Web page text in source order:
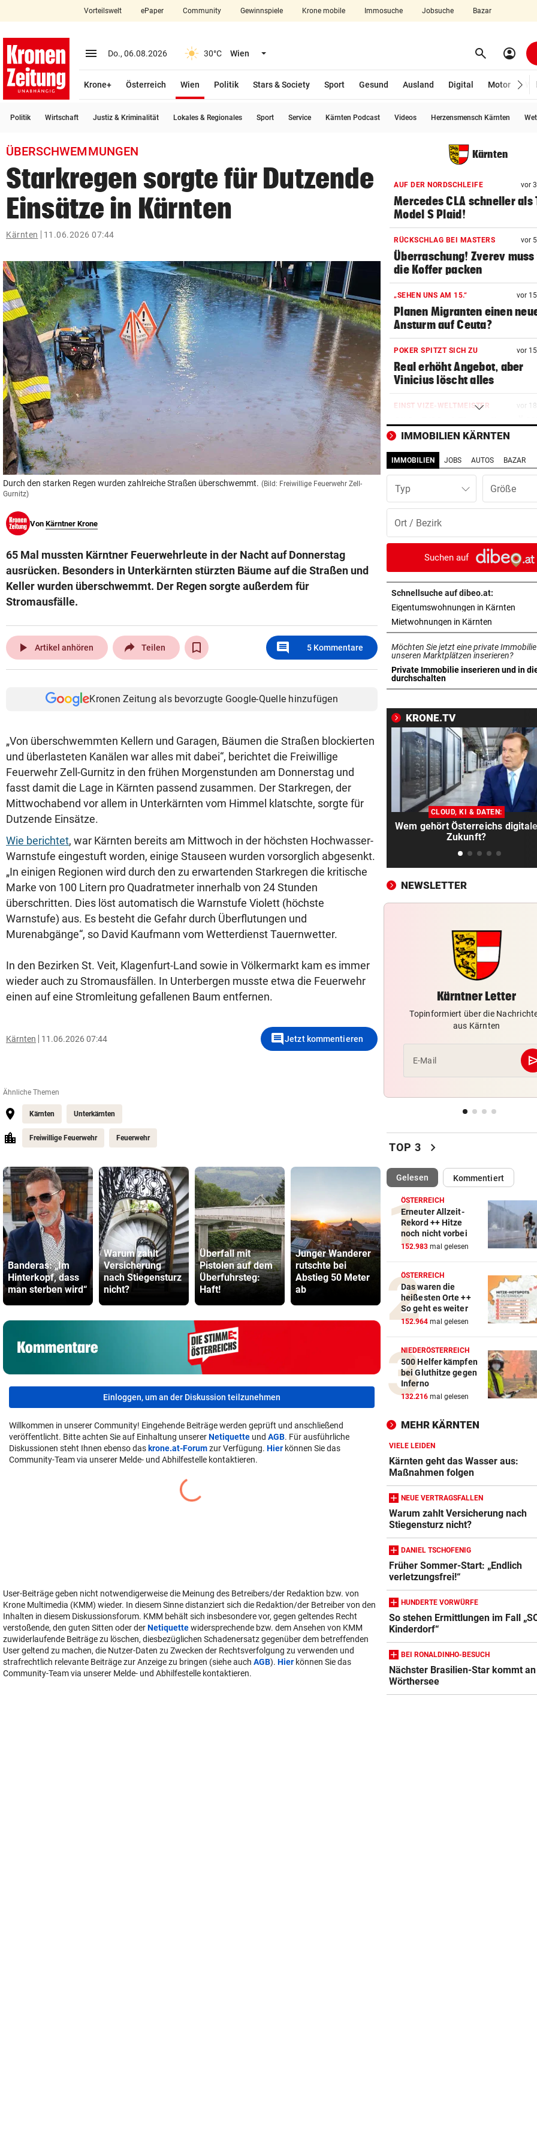
closeSchließen
account_circle Anmelden
arrow_right
search
Suchbegriff
eingeben
© Krone Multimedia GmbH & Co KG 2026
Muthgasse 2, 1190 Wien
Vorteilswelt ePaper Community Gewinnspiele Krone mobile Immosuche Jobsuche Bazar
menu Menü aufklappen
Do., 06.08.2026 30°C Wien Menü aufklappen search Suchen
account_circle
Krone+ Österreich Wien
Politik
Stars & Society Sport Gesund Ausland Digital Motor
Politik Wirtschaft Justiz & Kriminalität Lokales & Regionales Sport Service Kärnten Podcast Videos Herzensmensch Kärnten
ÜBERSCHWEMMUNGEN
Starkregen sorgte für Dutzende
Einsätze in Kärnten
Kärnten 11.06.2026 07:44
Durch den starken Regen wurden zahlreiche Straßen überschwemmt. (Bild: Freiwillige Feuerwehr Zell-
Gurnitz)
Von Kärntner Krone
65 Mal mussten Kärntner Feuerwehrleute in der Nacht auf Donnerstag
ausrücken. Besonders in Unterkärnten stürzten Bäume auf die Straßen und
Keller wurden überschwemmt. Der Regen sorgte außerdem für
Stromausfälle.
play_arrow Artikel anhören Teilen comment 5 Kommentare
Kronen Zeitung als bevorzugte Google-Quelle hinzufügen
„Von überschwemmten Kellern und Garagen, Bäumen die Straßen blockierten
und überlasteten Kanälen war alles mit dabei“, berichtet die Freiwillige
Feuerwehr Zell-Gurnitz in den frühen Morgenstunden am Donnerstag und
fasst damit die Lage in Kärnten passend zusammen. Der Starkregen, der
Mittwochabend vor allem in Unterkärnten vom Himmel klatschte, sorgte für
Dutzende Einsätze.
Wie berichtet, war Kärnten bereits am Mittwoch in der höchsten Hochwasser-
Warnstufe eingestuft worden, einige Stauseen wurden vorsorglich abgesenkt.
„In einigen Regionen wird durch den zu erwartenden Starkregen die kritische
Marke von 100 Litern pro Quadratmeter innerhalb von 24 Stunden
überschritten. Dies löst automatisch die Warnstufe Violett (höchste
Warnstufe) aus. Es besteht die Gefahr durch Überflutungen und
Murenabgänge“, so David Kaufmann vom Wetterdienst Tauernwetter.
In den Bezirken St. Veit, Klagenfurt-Land sowie in Völkermarkt kam es immer
wieder auch zu Stromausfällen. In Unterbergen musste etwa die Feuerwehr
einen auf eine Stromleitung gefallenen Baum entfernen.
Kärnten 11.06.2026 07:44 commentJetzt kommentieren
Ähnliche Themen
Kärnten Unterkärnten
Freiwillige Feuerwehr Feuerwehr
Banderas: „Im
Hinterkopf, dass
man sterben wird“
Warum zahlt
Versicherung
nach Stiegensturz
nicht?
Überfall mit
Pistolen auf dem
Überfuhrsteg:
Haft!
Junger Wanderer
rutschte bei
Abstieg 50 Meter
ab
Worauf freuen Sie
sich nach der
Hitzewelle?
Jähriger
Einloggen, um an der Diskussion teilzunehmen
Willkommen in unserer Community! Eingehende Beiträge werden geprüft und anschließend
veröffentlicht. Bitte achten Sie auf Einhaltung unsererNetiquette und AGB. Für ausführliche
Diskussionen steht Ihnen ebenso das krone.at-Forumzur Verfügung. Hier können Sie das
Community-Team via unserer Melde- und Abhilfestelle kontaktieren.
User-Beiträge geben nicht notwendigerweise die Meinung des Betreibers/der Redaktion bzw. von
Krone Multimedia (KMM) wieder. In diesem Sinne distanziert sich die Redaktion/der Betreiber von den
Inhalten in diesem Diskussionsforum. KMM behält sich insbesondere vor, gegen geltendes Recht
verstoßende, den guten Sitten oder derNetiquettewidersprechende bzw. dem Ansehen von KMM
zuwiderlaufende Beiträge zu löschen, diesbezüglichen Schadenersatz gegenüber dem betreffenden
User geltend zu machen, die Nutzer-Daten zu Zwecken der Rechtsverfolgung zu verwenden und
strafrechtlich relevante Beiträge zur Anzeige zu bringen (siehe auch AGB). Hier können Sie das
Community-Team via unserer Melde- und Abhilfestelle kontaktieren.
Kärnten
AUF DER NORDSCHLEIFE vor
Mercedes CLA schneller als
Model S Plaid!
RÜCKSCHLAG BEI MASTERS vor
Überraschung! Zverev
die Koffer packen
„SEHEN UNS AM 15.“ vor
Planen Migranten einen
Ansturm auf Ceuta?
POKER SPITZT SICH ZU vor
Real erhöht Angebot, aber
Vinicius löscht alles
EINST VIZE-WELTMEISTER vor
Süße Bilder! Ehemaliges
im Baby-Glück
STRASSE VON HORMUZ vor 22
So stellt sich der Iran die
für Schiffe vor
vor
Taiwan kämpft gegen
auf Top-Techniker
DRAMA AM BODENSEE vor
Frau von Bord gefallen und
Wellen verschluckt
ASIA-PLÄNE STOCKEN
Doch noch überraschende
um Kult-Wirtshaus?
FOLGE VON DONNERSTAG
gemeinsam schwitzen
BERGTOUR IN AFRIKA vor 33
Leonies großer Gipfelsieg für
Menschlichkeit
ÄGYPTEN-REISEREPORTAGE vor
Wo Sie Tutanchamun
„treffen“ können
NACH OPENAI, ANTHROPIC vor
Cyberangriff aus!
AUF SCHUTZWEG ERFASST
Fußgängerin bei Unfall
MIT PARTNER WAYVE vor
Fahrdienst Uber erhält
Lizenz in London
vor
Fertigungsanlage aus China
FIFA Infantino
54 PROZENT PLUS
KI-Boom beschert iPhone-
Foxconn Rekordumsatz
NEUE PRIORITÄTEN vor
Banderas: „Im Hinterkopf,
man sterben wird“
IMMOBILIEN KÄRNTEN
IMMOBILIEN JOBS AUTOS BAZAR
Typ
Suchen auf
Schnellsuche auf dibeo.at:
Eigentumswohnungen in Kärnten
Mietwohnungen in Kärnten
Möchten Sie jetzt eine private
unseren Marktplätzen inserieren?
Private Immobilie inserieren und in
durchschalten
in neuem Tab öffnen
KRONE.TV
CLOUD, KI & DATEN:
Wem gehört Österreichs digitale
Zukunft?
NEWSLETTER
Kärntner Letter
Topinformiert über die
aus Kärnten
E-Mail
TOP 3 chevron_right
Gelesen(ausgewählt)Kommentiert
ÖSTERREICH
Erneuter Allzeit-
Rekord ++ Hitze
noch nicht vorbei
152.983 mal gelesen
ÖSTERREICH
Das waren die
heißesten Orte ++
So geht es weiter
152.964 mal gelesen
NIEDERÖSTERREICH
500 Helfer kämpfen
bei Gluthitze gegen
Inferno
132.216 mal gelesen
MEHR KÄRNTEN
VIELE LEIDEN
Kärnten geht das Wasser aus:
Maßnahmen folgen
NEUE VERTRAGSFALLEN
Warum zahlt Versicherung nach
Stiegensturz nicht?
DANIEL TSCHOFENIG
Früher Sommer-Start: „Endlich
verletzungsfrei!“
HUNDERTE VORWÜRFE
So stehen Ermittlungen im Fall
Kinderdorf“
BEI RONALDINHO-BESUCH
Nächster Brasilien-Star kommt
Wörthersee